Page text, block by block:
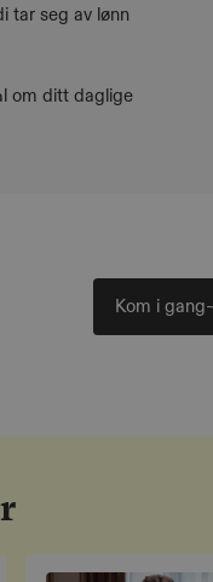
tar seg av lønn
om ditt daglige
Kom i gang